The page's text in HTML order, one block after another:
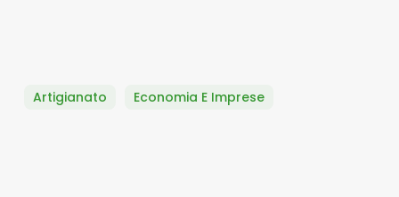
Artigianato Economia E Imprese